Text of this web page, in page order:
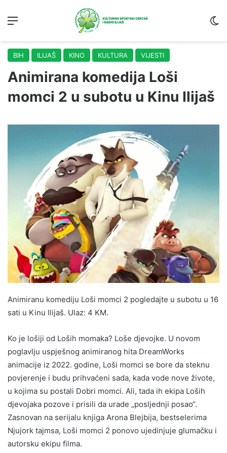
BIH ILIJAŠ KINO KULTURA VIJESTI
Animirana komedija Loši
momci 2 u subotu u Kinu Ilijaš
Animiranu komediju Loši momci 2 pogledajte u subotu u 16
sati u Kinu Ilijaš. Ulaz: 4 KM.
Ko je lošiji od Loših momaka? Loše djevojke. U novom
poglavlju uspješnog animiranog hita DreamWorks
animacije iz 2022. godine, Loši momci se bore da steknu
povjerenje i budu prihvaćeni sada, kada vode nove živote,
u kojima su postali Dobri momci. Ali, tada ih ekipa Loših
djevojaka pozove i prisili da urade „posljednji posao“.
Zasnovan na serijalu knjiga Arona Blejbija, bestselerima
Njujork tajmsa, Loši momci 2 ponovo ujedinjuje glumačku i
autorsku ekipu filma.